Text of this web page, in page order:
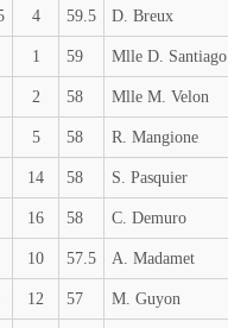
4 59.5 D. Breux
1 59 Mlle D. Santiago
2 58 Mlle M. Velon
5 58 R. Mangione
14 58 S. Pasquier
16 58 C. Demuro
10 57.5 A. Madamet
12 57 M. Guyon